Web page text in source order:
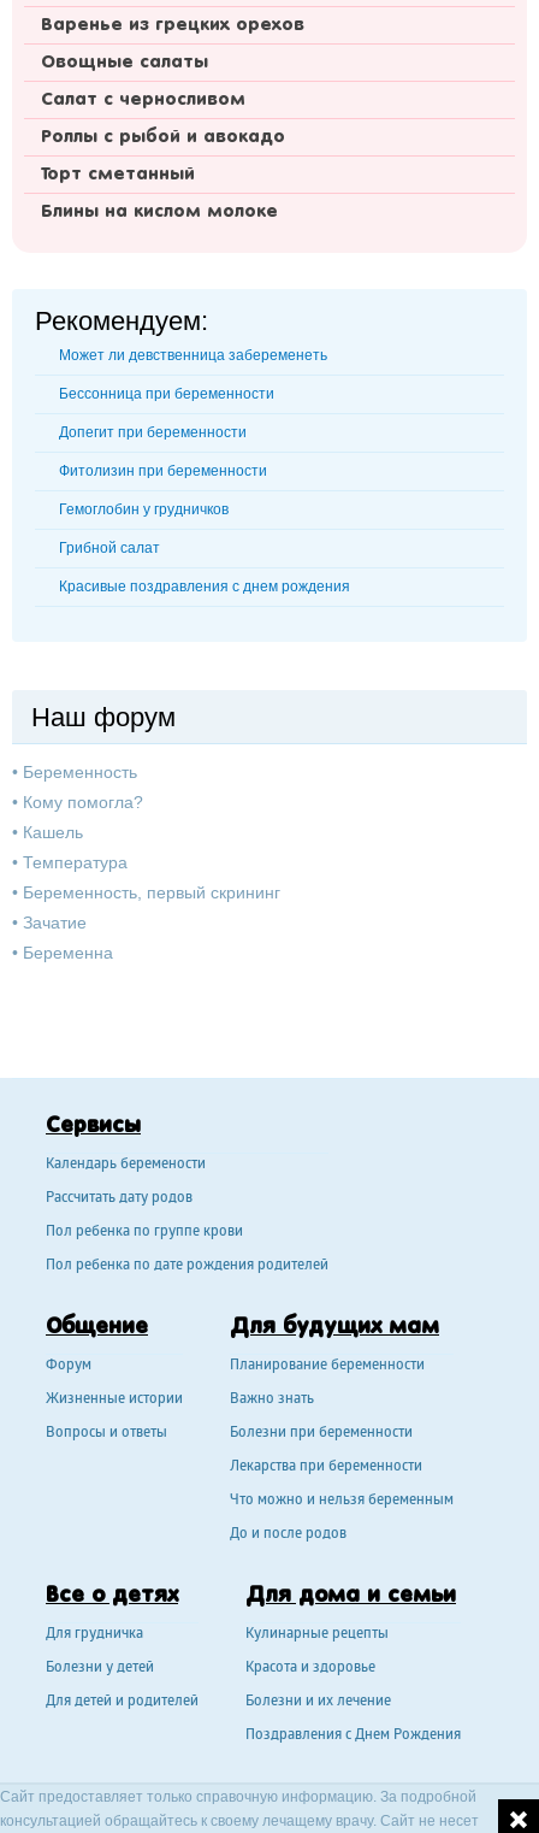
Варенье из грецких орехов
Овощные салаты
Салат с черносливом
Роллы с рыбой и авокадо
Торт сметанный
Блины на кислом молоке
Рекомендуем:
Может ли девственница забеременеть
Бессонница при беременности
Допегит при беременности
Фитолизин при беременности
Гемоглобин у грудничков
Грибной салат
Красивые поздравления с днем рождения
Наш форум
• Беременность
• Кому помогла?
• Кашель
• Температура
• Беременность, первый скрининг
• Зачатие
• Беременна
Сервисы
Календарь беремености
Рассчитать дату родов
Пол ребенка по группе крови
Пол ребенка по дате рождения родителей
Общение
Форум
Жизненные истории
Вопросы и ответы
Для будущих мам
Планирование беременности
Важно знать
Болезни при беременности
Лекарства при беременности
Что можно и нельзя беременным
До и после родов
Все о детях
Для грудничка
Болезни у детей
Для детей и родителей
Для дома и семьи
Кулинарные рецепты
Красота и здоровье
Болезни и их лечение
Поздравления с Днем Рождения
Сайт предоставляет только справочную информацию. За подробной
консультацией обращайтесь к своему лечащему врачу. Сайт не несет